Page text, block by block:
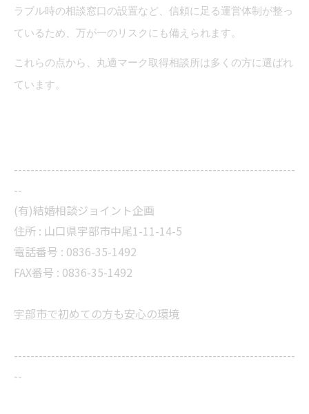
ラブル時の相談窓口の設置など、信頼に足る運営体制が整っ
ているため、万が一のリスクにも備えられます。
これらの点から、丸適マーク取得相談所は多くの方に選ばれ
ています。
--------------------------------------------------------------------
--
(有)結婚相談ジョイント企画
住所 : 山口県宇部市中尾1-11-14-5
電話番号 : 0836-35-1492
FAX番号 : 0836-35-1492
宇部市で初めての方も安心の環境
--------------------------------------------------------------------
--